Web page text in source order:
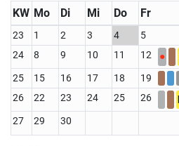
KW Mo Di Mi Do Fr
23 1 2 3 4 5
24
8 9 10 11 12 ●
25 15 16 17 18 19
26
22 23 24 25 26
27 29 30